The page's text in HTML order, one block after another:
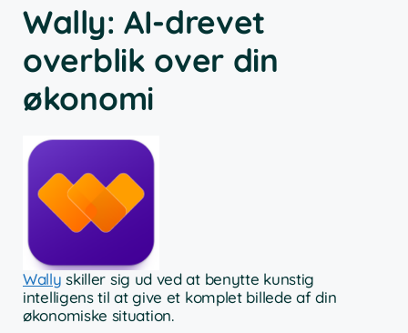
Wally: AI-drevet
overblik over din
økonomi
Wally skiller sig ud ved at benytte kunstig
intelligens til at give et komplet billede af din
økonomiske situation.